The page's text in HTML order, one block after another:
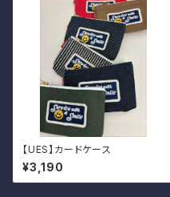
【UES】カードケース
¥3,190